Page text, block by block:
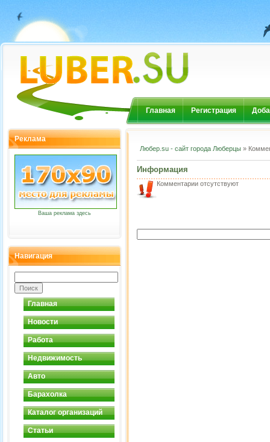
Главная Регистрация
Реклама
Ваша реклама здесь
Навигация
Главная
Новости
Работа
Недвижимость
Авто
Барахолка
Каталог организаций
Статьи
Любер.su - сайт города Люберцы »
Информация
Комментарии отсутствуют